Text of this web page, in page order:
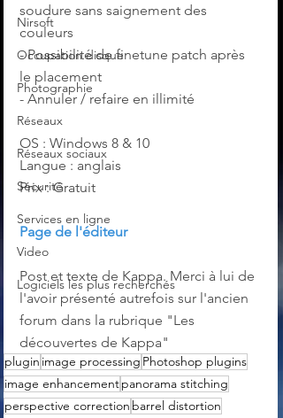
Nirsoft
Occupation disque
Photographie
Réseaux
Réseaux sociaux
Sécurité
Services en ligne
Video
Logiciels les plus recherchés
soudure sans saignement des
couleurs
- Possibilité de finetune patch après
le placement
- Annuler / refaire en illimité
OS : Windows 8 & 10
Langue : anglais
Prix : Gratuit
Page de l'éditeur
Post et texte de Kappa. Merci à lui de
l'avoir présenté autrefois sur l'ancien
forum dans la rubrique "Les
découvertes de Kappa"
plugin image processing Photoshop plugins
image enhancementpanorama stitching
perspective correction barrel distortion